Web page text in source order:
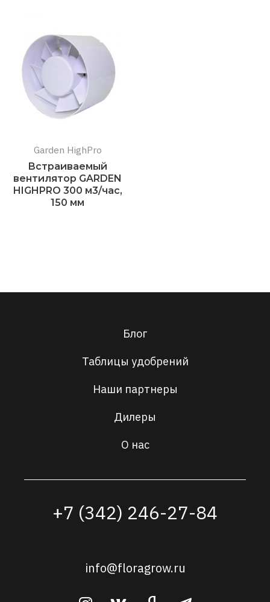
Garden HighPro
Встраиваемый
вентилятор GARDEN
HIGHPRO 300 м3/час,
150 мм
Блог
Таблицы удобрений
Наши партнеры
Дилеры
О нас
+7 (342) 246-27-84
info@floragrow.ru